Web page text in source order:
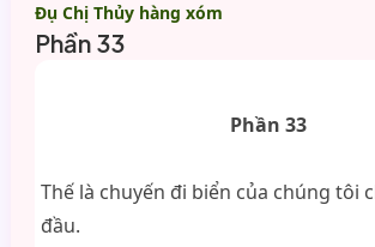
Đụ Chị Thủy hàng xóm
Phần 33
Phần 33
Thế là chuyến đi biển của chúng tôi
đầu.